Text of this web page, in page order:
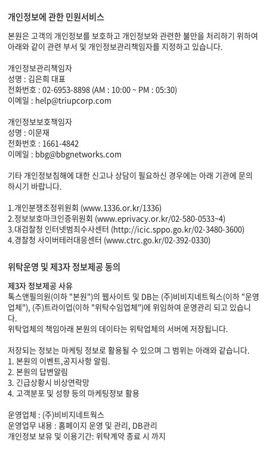
개인정보에 관한 민원서비스
본원은 고객의 개인정보를 보호하고 개인정보와 관련한 불만을 처리하기 위하여
아래와 같이 관련 부서 및 개인정보관리책임자를 지정하고 있습니다.
개인정보관리책임자
성명 : 김은희 대표
전화번호 : 02-6953-8898 (AM : 10:00 ~ PM : 05:30)
이메일 : help@triupcorp.com
개인정보보호책임자
성명 : 이문재
전화번호 : 1661-4842
이메일 : bbg@bbgnetworks.com
기타 개인정보침해에 대한 신고나 상담이 필요하신 경우에는 아래 기관에 문의
하시기 바랍니다.
1.개인분쟁조정위원회 (www.1336.or.kr/1336)
2.정보보호마크인증위원회 (www.eprivacy.or.kr/02-580-0533~4)
3.대검찰청 인터넷범죄수사센터 (http://icic.sppo.go.kr/02-3480-3600)
4.경찰청 사이버테러대응센터 (www.ctrc.go.kr/02-392-0330)
위탁운영 및 제3자 정보제공 동의
제3자 정보제공 사유
톡스앤필의원(이하 "본원")의 웹사이트 및 DB는 (주)비비지네트웍스(이하 "운영
업체"), (주)트라이업(이하 "위탁수임업체")에 위임하여 운영관리 되고 있습니
다.
위탁업체의 책임아래 본원의 데이타는 위탁업체의 서버에 저장됩니다.
저장되는 정보는 마케팅 정보로 활용될 수 있으며 그 범위는 아래와 같습니다.
1. 본원의 이벤트,공지사항 알림.
2. 본원의 답변알림
3. 긴급상황시 비상연락망
4. 고객분포 및 성향 등의 마케팅정보 활용
운영업체 : (주)비비지네트웍스
운영업무 내용 : 홈페이지 운영 및 관리, DB관리
개인정보 보유 및 이용기간: 위탁계약 종료 시 까지